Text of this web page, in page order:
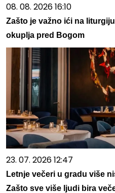
08. 08. 2026 16:10
Zašto je važno ići na
okuplja pred Bogom
23. 07. 2026 12:47
Letnje večeri u gradu više
Zašto sve više ljudi bira